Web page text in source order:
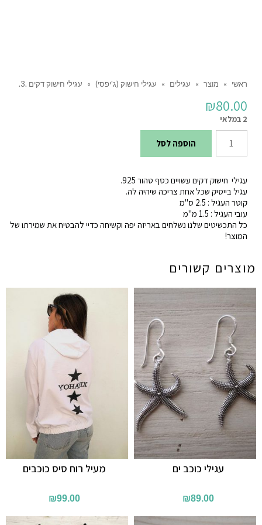
ראשי » מוצר » עגילים » עגילי חישוק (ג'יפסי) » עגילי חישוק דקים .3.
₪80.00
2 במלאי
כמות
של
חישוק
דקים
.3.
הוספה לסל
עגילי חישוק דקים עשויים כסף טהור 925.
עגיל בייסיק שכל אחת צריכה שיהיה לה.
קוטר העגיל : 2.5 ס"מ
עובי העגיל : 1.5 מ"מ
כל התכשיטים שלנו נשלחים באריזה יפה וקשיחה כדיי להבטיח את שמירתו של
המוצר!
מוצרים קשורים
מעיל רוח סיס כוכבים
₪99.00
עגילי כוכב ים
₪89.00